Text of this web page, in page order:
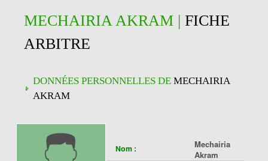
MECHAIRIA AKRAM | FICHE
ARBITRE
DONNÉES PERSONNELLES DE MECHAIRIA
AKRAM
Nom :
Mechairia
Akram